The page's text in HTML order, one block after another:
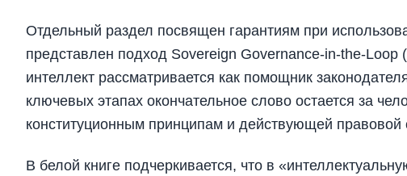
Отдельный раздел посвящен гарантиям при
представлен подход Sovereign Governance-in-the-Loop
интеллект рассматривается как помощник
ключевых этапах окончательное слово остается за
конституционным принципам и действующей правовой
В белой книге подчеркивается, что в